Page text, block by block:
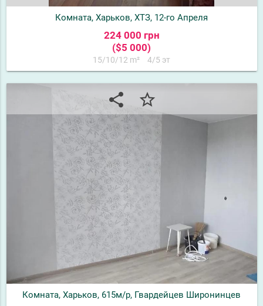
Комната, Харьков, ХТЗ, 12-го Апреля
224 000 грн
($5 000)
15/10/12 m² 4/5 эт
share star_border
Комната, Харьков, 615м/р, Гвардейцев Широнинцев